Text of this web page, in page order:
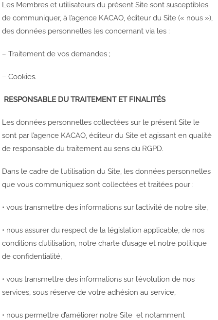
Les Membres et utilisateurs du présent Site sont susceptibles
de communiquer, à l’agence KACAO, éditeur du Site (« nous »),
des données personnelles les concernant via les :
– Traitement de vos demandes ;
– Cookies.
RESPONSABLE DU TRAITEMENT ET FINALITÉS
Les données personnelles collectées sur le présent Site le
sont par l’agence KACAO, éditeur du Site et agissant en qualité
de responsable du traitement au sens du RGPD.
Dans le cadre de l’utilisation du Site, les données personnelles
que vous communiquez sont collectées et traitées pour :
• vous transmettre des informations sur l’activité de notre site,
• nous assurer du respect de la législation applicable, de nos
conditions d’utilisation, notre charte d’usage et notre politique
de confidentialité,
• vous transmettre des informations sur l’évolution de nos
services, sous réserve de votre adhésion au service,
• nous permettre d’améliorer notre Site et notamment